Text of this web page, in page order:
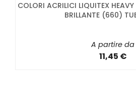
COLORI ACRILICI LIQUITEX
BRILLANTE (660)
A partire da
11,45 €